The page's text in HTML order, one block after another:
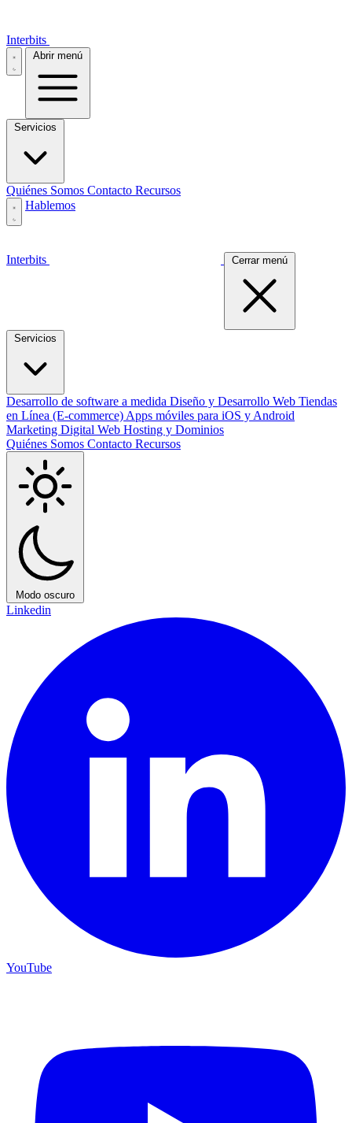
Interbits
Abrir menú
Servicios
Quiénes Somos Contacto Recursos
Hablemos
Interbits Cerrar menú
Servicios
Desarrollo de software a medida Diseño y Desarrollo Web Tiendas
en Línea (E-commerce) Apps móviles para iOS y Android
Marketing Digital Web Hosting y Dominios
Quiénes Somos Contacto Recursos
Modo oscuro
Linkedin
YouTube